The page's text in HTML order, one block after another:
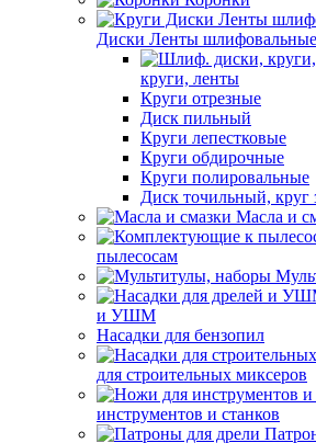
Диски Ленты шлифовальные
круги, ленты
Круги отрезные
Диск пильный
Круги лепестковые
Круги обдирочные
Круги полировальные
Диск точильный, круг
Масла и
пылесосам
и УШМ
Насадки для бензопил
для строительных миксеров
инструментов и станков